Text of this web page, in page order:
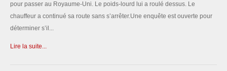
pour passer au Royaume-Uni. Le poids-lourd lui a roulé dessus. Le
chauffeur a continué sa route sans s’arrêter.Une enquête est ouverte pour
déterminer s’il...
Lire la suite...